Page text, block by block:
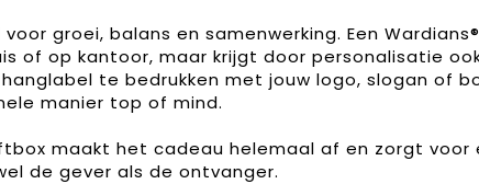
groei, balans en samenwerking. Een
of op kantoor, maar krijgt door personalisatie
te bedrukken met jouw logo, slogan of
manier top of mind.
maakt het cadeau helemaal af en zorgt voor
de gever als de ontvanger.